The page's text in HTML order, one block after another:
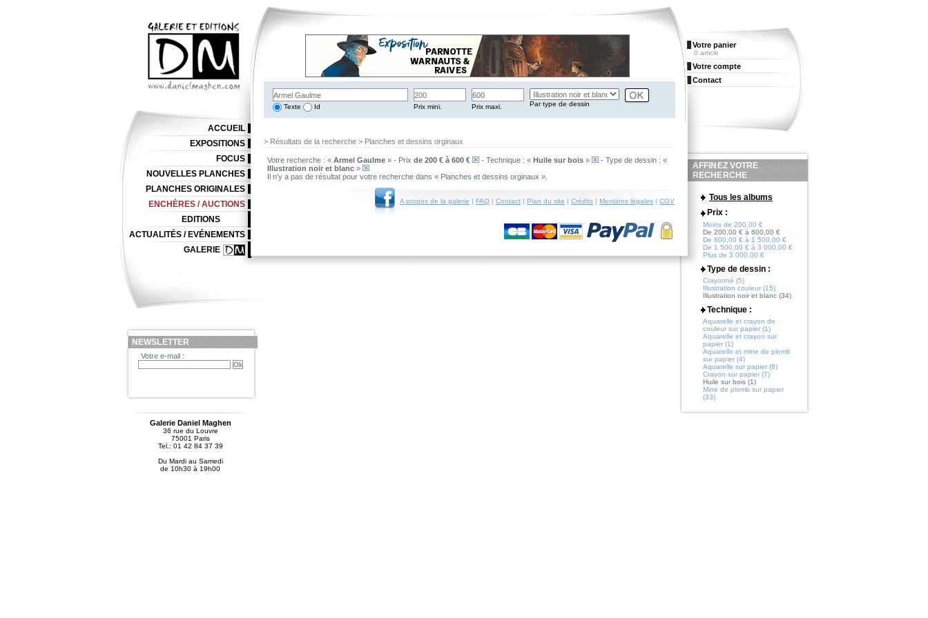
Texte Id Prix mini. Prix maxi. Par type de dessin
> Résultats de la recherche > Planches et dessins orginaux
Votre recherche : « Armel Gaulme » - Prix de 200 € à 600 € - Technique : « Huile sur bois »
- Type de dessin : «
Illustration noir et blanc »
Il n'y a pas de résultat pour votre recherche dans « Planches et dessins orginaux ».
A propos de la galerie | FAQ | Contact | Plan du site | Crédits | Mentions légales | CGV
ACCUEIL
EXPOSITIONS
FOCUS
NOUVELLES PLANCHES
PLANCHES ORIGINALES
ENCHÈRES / AUCTIONS
EDITIONS
ACTUALITÉS / EVÉNEMENTS
GALERIE
NEWSLETTER
Votre e-mail :
Galerie Daniel Maghen
36 rue du Louvre
75001 Paris
Tel.: 01 42 84 37 39
Du Mardi au Samedi
de 10h30 à 19h00
Votre panier
0 article
Votre compte
Contact
AFFINEZ VOTRE
RECHERCHE
Tous les albums
Prix :
Moins de 200,00 €
De 200,00 € à 600,00 €
De 600,00 € à 1 500,00 €
De 1 500,00 € à 3 000,00 €
Plus de 3 000,00 €
Type de dessin :
Crayonné (5)
Illustration couleur (15)
Illustration noir et blanc (34)
Technique :
Aquarelle et crayon de
couleur sur papier (1)
Aquarelle et crayon sur
papier (1)
Aquarelle et mine de plomb
sur papier (4)
Aquarelle sur papier (8)
Crayon sur papier (7)
Huile sur bois (1)
Mine de plomb sur papier
(33)